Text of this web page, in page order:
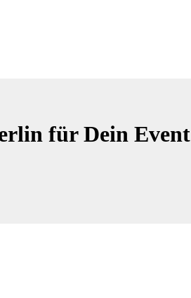
für Dein Event